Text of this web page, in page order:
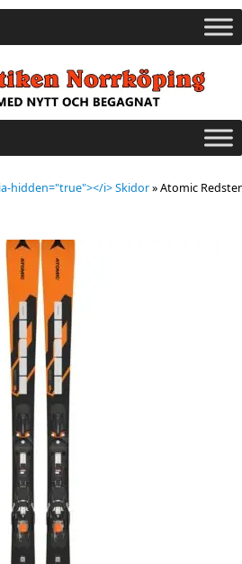
hidden="true"></i> Skidor»Atomic Redster